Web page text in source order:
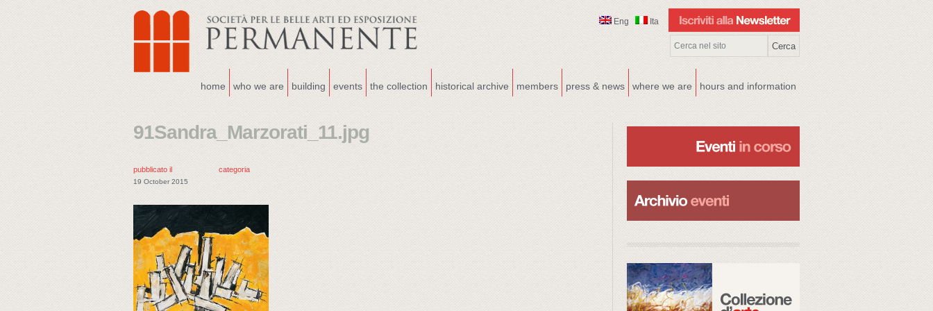
Eng Ita
home who we are building events the collection historical archive members press & news where we are hours and information
91Sandra_Marzorati_11.jpg
pubblicato il
19 October 2015
categoria